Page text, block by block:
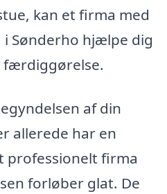
kan et firma med
Sønderho hjælpe dig
færdiggørelse.
af din
allerede har en
professionelt firma
forløber glat. De